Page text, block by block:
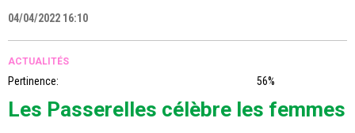
04/04/2022 16:10
ACTUALITÉS
Pertinence: 56%
Les Passerelles célèbre les femmes